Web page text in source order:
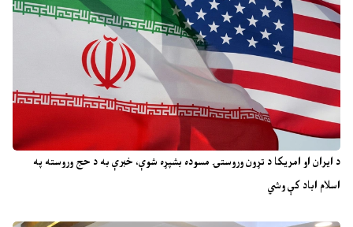
د ایران او امریکا د تړون وروستۍ مسوده بشپړه شوې، خبرې به د حج وروسته په
اسلام اباد کې وشي